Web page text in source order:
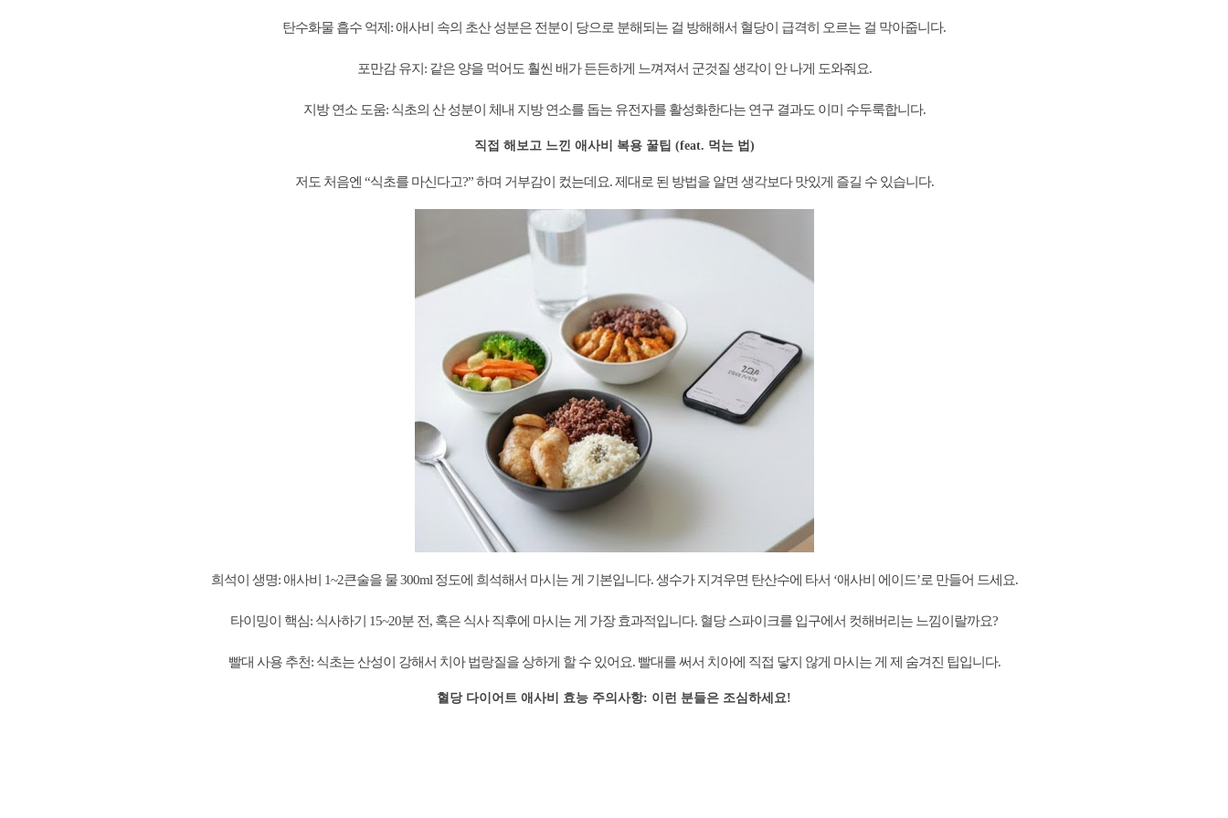
탄수화물 흡수 억제: 애사비 속의 초산 성분은 전분이 당으로 분해되는 걸 방해해서 혈당이 급격히 오르는 걸 막아줍니다.
포만감 유지: 같은 양을 먹어도 훨씬 배가 든든하게 느껴져서 군것질 생각이 안 나게 도와줘요.
지방 연소 도움: 식초의 산 성분이 체내 지방 연소를 돕는 유전자를 활성화한다는 연구 결과도 이미 수두룩합니다.
직접 해보고 느낀 애사비 복용 꿀팁 (feat. 먹는 법)
저도 처음엔 “식초를 마신다고?” 하며 거부감이 컸는데요. 제대로 된 방법을 알면 생각보다 맛있게 즐길 수 있습니다.
희석이 생명: 애사비 1~2큰술을 물 300ml 정도에 희석해서 마시는 게 기본입니다. 생수가 지겨우면 탄산수에 타서 ‘애사비 에이드’로 만들어 드세요.
타이밍이 핵심: 식사하기 15~20분 전, 혹은 식사 직후에 마시는 게 가장 효과적입니다. 혈당 스파이크를 입구에서 컷해버리는 느낌이랄까요?
빨대 사용 추천: 식초는 산성이 강해서 치아 법랑질을 상하게 할 수 있어요. 빨대를 써서 치아에 직접 닿지 않게 마시는 게 제 숨겨진 팁입니다.
혈당 다이어트 애사비 효능 주의사항: 이런 분들은 조심하세요!